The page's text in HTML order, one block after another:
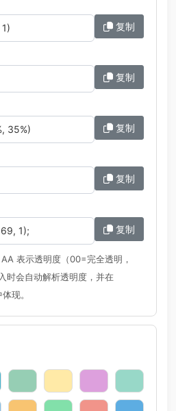
复制
复制
复制
复制
复制
表示透明度（00=完全透明，
时会自动解析透明度，并在
现。